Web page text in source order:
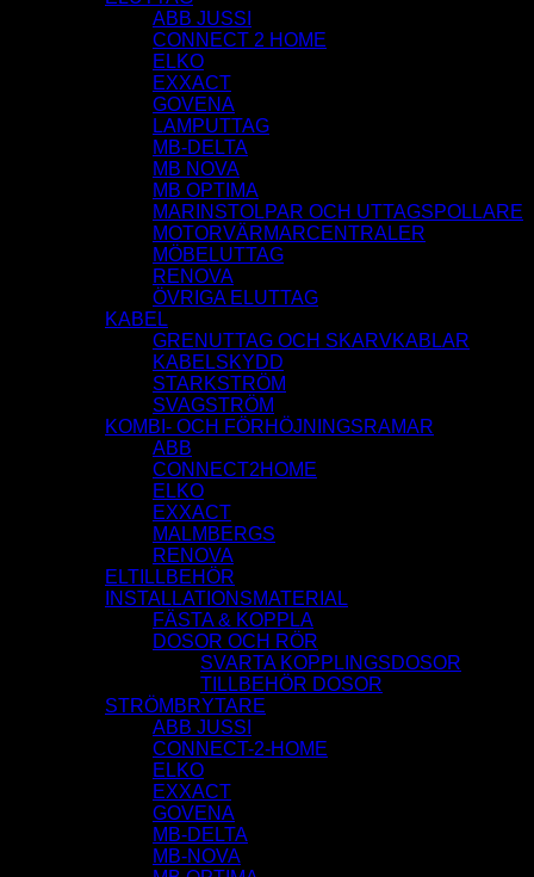
ABB JUSSI
CONNECT 2 HOME
ELKO
EXXACT
GOVENA
LAMPUTTAG
MB-DELTA
MB NOVA
MB OPTIMA
MARINSTOLPAR OCH UTTAGSPOLLARE
MOTORVÄRMARCENTRALER
MÖBELUTTAG
RENOVA
ÖVRIGA ELUTTAG
KABEL
GRENUTTAG OCH SKARVKABLAR
KABELSKYDD
STARKSTRÖM
SVAGSTRÖM
KOMBI- OCH FÖRHÖJNINGSRAMAR
ABB
CONNECT2HOME
ELKO
EXXACT
MALMBERGS
RENOVA
ELTILLBEHÖR
INSTALLATIONSMATERIAL
FÄSTA & KOPPLA
DOSOR OCH RÖR
SVARTA KOPPLINGSDOSOR
TILLBEHÖR DOSOR
STRÖMBRYTARE
ABB JUSSI
CONNECT-2-HOME
ELKO
EXXACT
GOVENA
MB-DELTA
MB-NOVA